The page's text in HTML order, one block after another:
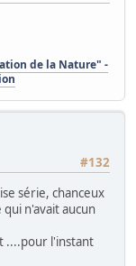
de la Nature" -
#132
série, chanceux
n'avait aucun
....pour l'instant